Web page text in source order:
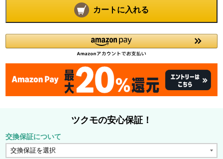
カートに入れる
ツクモの安心保証！
交換保証について